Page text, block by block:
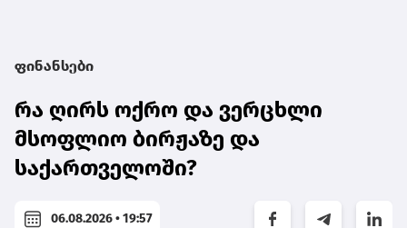
ფინანსები
რა ღირს ოქრო და ვერცხლი
მსოფლიო ბირჟაზე და
საქართველოში?
06.08.2026 • 19:57